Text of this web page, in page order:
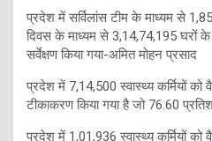
प्रदेश में सर्विलांस टीम के माध्यम से
दिवस के माध्यम से 3,14,74,195 घरों
सर्वेक्षण किया गया-अमित मोहन प्रसाद
प्रदेश में 7,14,500 स्वास्थ्य कर्मियों
टीकाकरण किया गया है जो 76.60
प्रदेश में 1,01,936 स्वास्थ्य कर्मियों को